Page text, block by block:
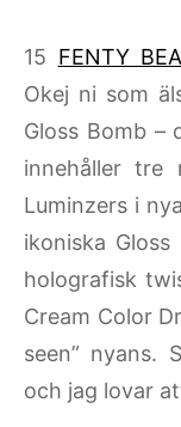
15 FENTY
Okej ni som
Gloss Bomb
innehåller tre
Luminzers i
ikoniska
holografisk
Cream Color
seen” nyans.
och jag lovar